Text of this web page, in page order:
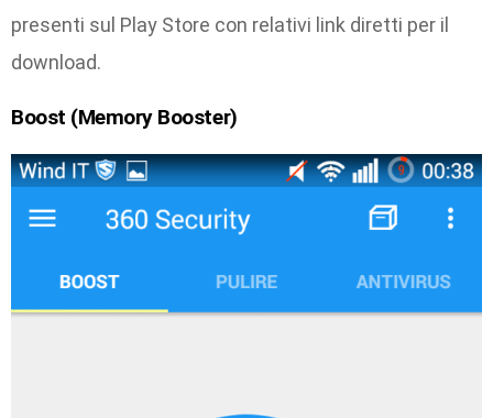
presenti sul Play Store con relativi link diretti per il
download.
Boost (Memory Booster)